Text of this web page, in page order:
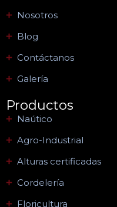
Nosotros
Blog
Contáctanos
Galería
Productos
Naútico
Agro-Industrial
Alturas certificadas
Cordelería
Floricultura